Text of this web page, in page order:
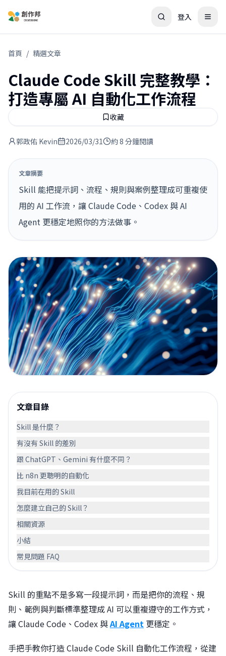
登入
首頁 / 精選文章
Claude Code Skill 完整教學：
打造專屬 AI 自動化工作流程
收藏
郭政佑 Kevin 2026/03/31 約 8 分鐘閱讀
文章摘要
Skill 能把提示詞、流程、規則與案例整理成可重複使
用的 AI 工作流，讓 Claude Code、Codex 與 AI
Agent 更穩定地照你的方法做事。
文章目錄
Skill 是什麼？
有沒有 Skill 的差別
跟 ChatGPT、Gemini 有什麼不同？
比 n8n 更聰明的自動化
我目前在用的 Skill
怎麼建立自己的 Skill？
相關資源
小結
常見問題 FAQ
Skill 的重點不是多寫一段提示詞，而是把你的流程、規
則、範例與判斷標準整理成 AI 可以重複遵守的工作方式，
讓 Claude Code、Codex 與AI Agent 更穩定。
手把手教你打造 Claude Code Skill 自動化工作流程，從建